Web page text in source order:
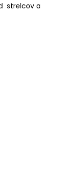
strelcov a